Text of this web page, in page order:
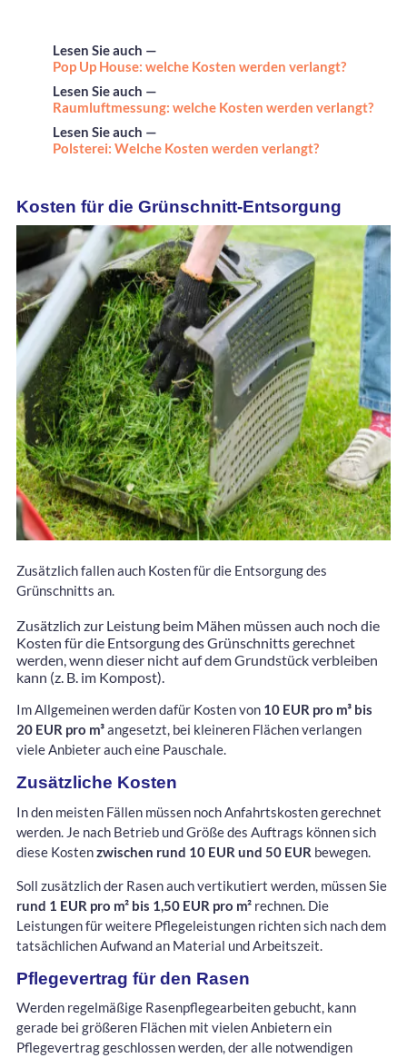
Lesen Sie auch —
Pop Up House: welche Kosten werden verlangt?
Lesen Sie auch —
Raumluftmessung: welche Kosten werden verlangt?
Lesen Sie auch —
Polsterei: Welche Kosten werden verlangt?
Kosten für die Grünschnitt-Entsorgung
Zusätzlich fallen auch Kosten für die Entsorgung des
Grünschnitts an.
Zusätzlich zur Leistung beim Mähen müssen auch noch die
Kosten für die Entsorgung des Grünschnitts gerechnet
werden, wenn dieser nicht auf dem Grundstück verbleiben
kann (z. B. im Kompost).
Im Allgemeinen werden dafür Kosten von 10 EUR pro m³ bis
20 EUR pro m³angesetzt, bei kleineren Flächen verlangen
viele Anbieter auch eine Pauschale.
Zusätzliche Kosten
In den meisten Fällen müssen noch Anfahrtskosten gerechnet
werden. Je nach Betrieb und Größe des Auftrags können sich
diese Kostenzwischen rund 10 EUR und 50 EUR bewegen.
Soll zusätzlich der Rasen auch vertikutiert werden, müssen Sie
rund 1 EUR pro m² bis 1,50 EUR pro m² rechnen. Die
Leistungen für weitere Pflegeleistungen richten sich nach dem
tatsächlichen Aufwand an Material und Arbeitszeit.
Pflegevertrag für den Rasen
Werden regelmäßige Rasenpflegearbeiten gebucht, kann
gerade bei größeren Flächen mit vielen Anbietern ein
Pflegevertrag geschlossen werden, der alle notwendigen